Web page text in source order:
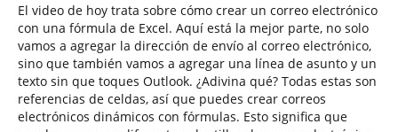
El video de hoy trata sobre cómo crear un correo electrónico
con una fórmula de Excel. Aquí está la mejor parte, no solo
vamos a agregar la dirección de envío al correo electrónico,
sino que también vamos a agregar una línea de asunto y un
texto sin que toques Outlook. ¿Adivina qué? Todas estas son
referencias de celdas, así que puedes crear correos
electrónicos dinámicos con fórmulas. Esto significa que